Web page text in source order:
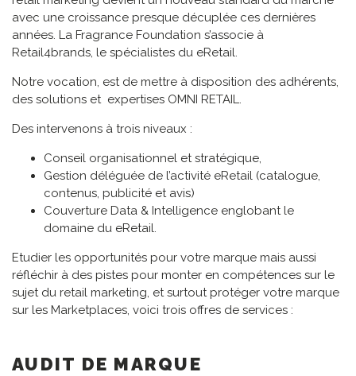
avec une croissance presque décuplée ces dernières
années. La Fragrance Foundation s’associe à
Retail4brands, le spécialistes du eRetail.
Notre vocation, est de mettre à disposition des adhérents,
des solutions et expertises OMNI RETAIL.
Des intervenons à trois niveaux :
Conseil organisationnel et stratégique,
Gestion déléguée de l’activité eRetail (catalogue,
contenus, publicité et avis)
Couverture Data & Intelligence englobant le
domaine du eRetail.
Etudier les opportunités pour votre marque mais aussi
réfléchir à des pistes pour monter en compétences sur le
sujet du retail marketing, et surtout protéger votre marque
sur les Marketplaces, voici trois offres de services :
AUDIT DE MARQUE